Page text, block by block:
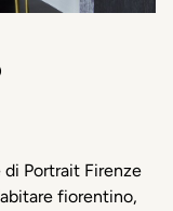
Portrait Firenze
fiorentino,